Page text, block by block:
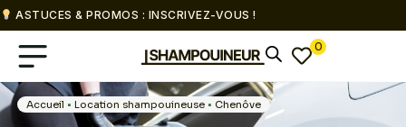
ASTUCES & PROMOS : INSCRIVEZ-VOUS !
0
Accueil • Location shampouineuse • Chenôve